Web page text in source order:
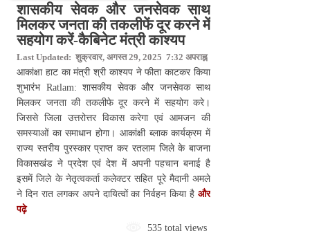
शासकीय सेवक और जनसेवक साथ
मिलकर जनता की तकलीफें दूर करने में
सहयोग करें-कैबिनेट मंत्री काश्यप
Last Updated: शुक्रवार, अगस्त 29, 2025 7:32 अपराह्न
आकांक्षा हाट का मंत्री श्री काश्यप ने फीता काटकर किया
शुभारंभ Ratlam: शासकीय सेवक और जनसेवक साथ
मिलकर जनता की तकलीफे दूर करने में सहयोग करे।
जिससे जिला उत्तरोत्तर विकास करेगा एवं आमजन की
समस्याओं का समाधान होगा। आकांक्षी ब्लाक कार्यक्रम में
राज्य स्तरीय पुरस्कार प्राप्त कर रतलाम जिले के बाजना
विकासखंड ने प्रदेश एवं देश में अपनी पहचान बनाई है
इसमें जिले के नेतृत्वकर्ता कलेक्टर सहित पूरे मैदानी अमले
ने दिन रात लगकर अपने दायित्वों का निर्वहन किया है और
पढ़े
535 total views